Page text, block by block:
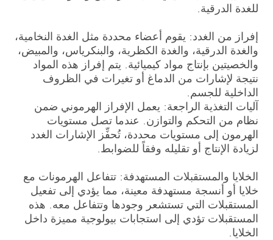
للغدة الدرقية.
إفراز من الغدد: يقوم أعضاء محددة مثل الغدة النخامية،
والغدة الدرقية، والغدة الكظرية، والبنكرياس، والمبيض،
والخصيتين بإنتاج مواد كيميائية. يتم إفراز هذه المواد
نتيجة لإشارات من الدماغ أو تغيرات في الظروف
الداخلية للجسم.
آليات التغذية الراجعة: يعمل الإفراز الهرموني ضمن
نظام من التحكم والتوازن. عندما تصل مستويات
الهرمون إلى مستويات محددة، تُحفِّز الإشارات الغدد
لزيادة الإنتاج أو تقليله وفقاً للضوابط.
الخلايا والمستقبلات المستهدفة: تتفاعل الهرمونات مع
خلايا أو أنسجة مستهدفة معينة، مما يؤدي إلى تفعيل
المستقبلات التي تستشعر وجودها وتتفاعل معه. هذه
المستقبلات تؤدي إلى استجابات بيولوجية مميزة داخل
الخلايا.